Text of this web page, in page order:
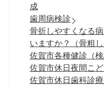
成
歯周病検診
骨折しやすくなる
いますか？（骨粗
佐賀市各種健診（
佐賀市休日夜間こ
佐賀市休日歯科診